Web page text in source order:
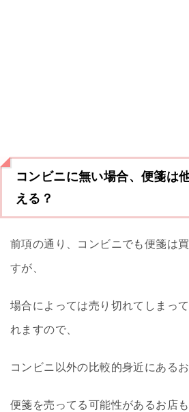
コンビニに無い場合、便箋は
える？
前項の通り、コンビニでも便箋は
すが、
場合によっては売り切れてしまっ
れますので、
コンビニ以外の比較的身近にあるお
便箋を売ってる可能性があるお店